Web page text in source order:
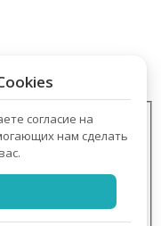
согласие на
нам сделать